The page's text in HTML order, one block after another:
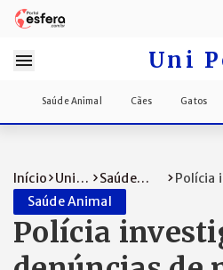
Uni
Saúde Animal Cães Gatos
Início
Uni
Pet
Saúde
Animal
Polícia
Saúde Animal
Polícia